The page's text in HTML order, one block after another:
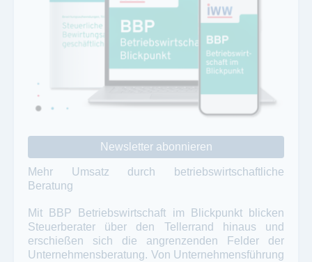
Newsletter abonnieren
Mehr Umsatz durch betriebswirtschaftliche
Beratung
Mit BBP Betriebswirtschaft im Blickpunkt blicken
Steuerberater über den Tellerrand hinaus und
erschießen sich die angrenzenden Felder der
Unternehmensberatung. Von Unternehmensführung